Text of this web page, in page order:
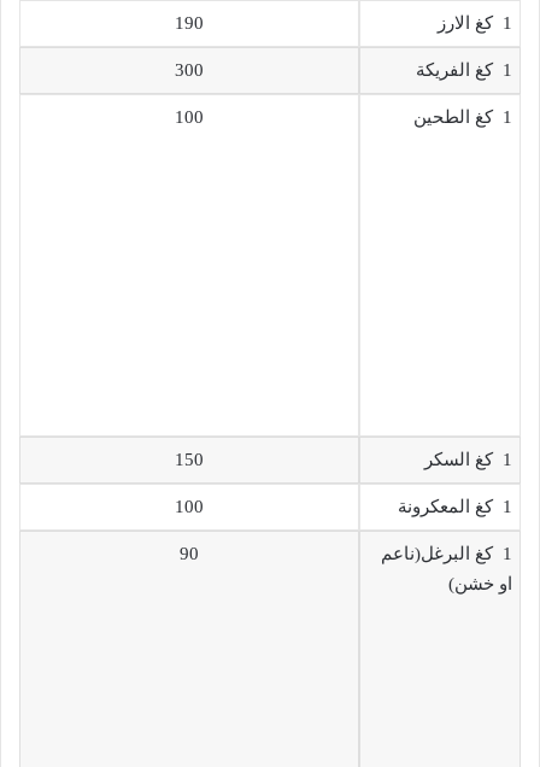
1 كغ الارز 190
1 كغ الفريكة 300
1 كغ الطحين 100
1 كغ السكر 150
1 كغ المعكرونة 100
1 كغ البرغل(ناعم
او خشن)
90